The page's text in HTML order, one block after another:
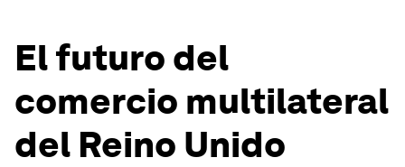
El futuro del
comercio multilateral
del Reino Unido